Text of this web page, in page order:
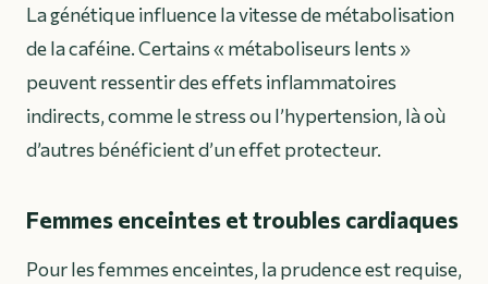
La génétique influence la vitesse de métabolisation
de la caféine. Certains « métaboliseurs lents »
peuvent ressentir des effets inflammatoires
indirects, comme le stress ou l’hypertension, là où
d’autres bénéficient d’un effet protecteur.
Femmes enceintes et troubles cardiaques
Pour les femmes enceintes, la prudence est requise,